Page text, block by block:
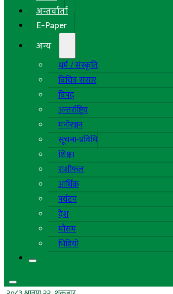
अन्तर्वार्ता
E-Paper
अन्य
धर्म / संस्कृति
विचित्र संसार
विपद्
अन्तर्राष्ट्रिय
मनोरञ्जन
सूचना-प्रविधि
शिक्षा
राशीफल
आर्थिक
पर्यटन
देश
मौसम
भिडियो